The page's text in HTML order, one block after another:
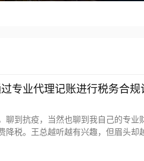
专业代理记账进行税务合规
到抗疫，当然也聊到我自己的专业
税。王总越听越有兴趣，但眉头却